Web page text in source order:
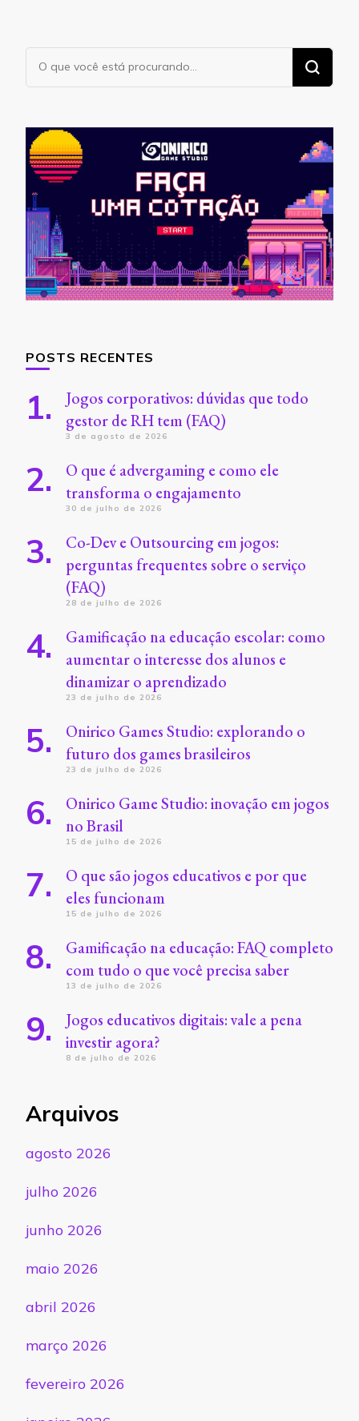
Procurando
POSTS RECENTES
Jogos corporativos: dúvidas que todo
gestor de RH tem (FAQ)
3 de agosto de 2026
O que é advergaming e como ele
transforma o engajamento
30 de julho de 2026
Co-Dev e Outsourcing em jogos:
perguntas frequentes sobre o serviço
(FAQ)
28 de julho de 2026
Gamificação na educação escolar: como
aumentar o interesse dos alunos e
dinamizar o aprendizado
23 de julho de 2026
Onirico Games Studio: explorando o
futuro dos games brasileiros
23 de julho de 2026
Onirico Game Studio: inovação em jogos
no Brasil
15 de julho de 2026
O que são jogos educativos e por que
eles funcionam
15 de julho de 2026
Gamificação na educação: FAQ completo
com tudo o que você precisa saber
13 de julho de 2026
Jogos educativos digitais: vale a pena
investir agora?
8 de julho de 2026
Arquivos
agosto 2026
julho 2026
junho 2026
maio 2026
abril 2026
março 2026
fevereiro 2026